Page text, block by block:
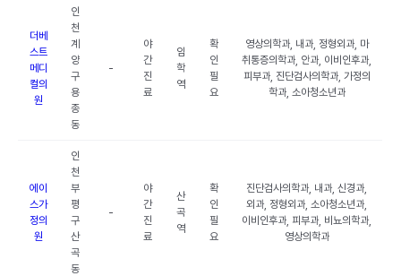
더베
스트
메디
컬의
원
인
천
계
양
구
용
종
동
-
야
간
진
료
임
학
역
확
인
필
요
영상의학과, 내과, 정형외과, 마
취통증의학과, 안과, 이비인후과,
피부과, 진단검사의학과, 가정의
학과, 소아청소년과
에이
스가
정의
원
인
천
부
평
구
산
곡
동
-
야
간
진
료
산
곡
역
확
인
필
요
진단검사의학과, 내과, 신경과,
외과, 정형외과, 소아청소년과,
이비인후과, 피부과, 비뇨의학과,
영상의학과